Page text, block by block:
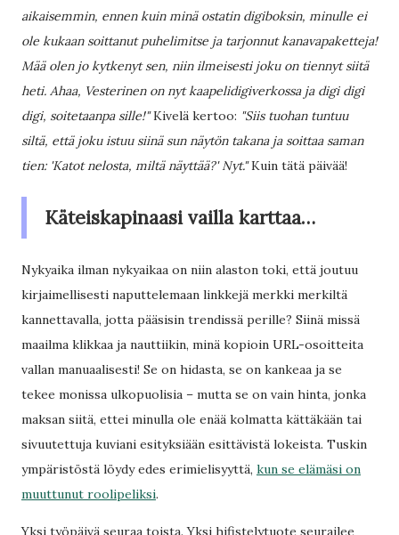
aikaisemmin, ennen kuin minä ostatin digiboksin, minulle ei
ole kukaan soittanut puhelimitse ja tarjonnut kanavapaketteja!
Mää olen jo kytkenyt sen, niin ilmeisesti joku on tiennyt siitä
heti. Ahaa, Vesterinen on nyt kaapelidigiverkossa ja digi digi
digi, soitetaanpa sille!"Kivelä kertoo: "Siis tuohan tuntuu
siltä, että joku istuu siinä sun näytön takana ja soittaa saman
tien: 'Katot nelosta, miltä näyttää?' Nyt."Kuin tätä päivää!
Käteiskapinaasi vailla karttaa…
Nykyaika ilman nykyaikaa on niin alaston toki, että joutuu
kirjaimellisesti naputtelemaan linkkejä merkki merkiltä
kannettavalla, jotta pääsisin trendissä perille? Siinä missä
maailma klikkaa ja nauttiikin, minä kopioin URL-osoitteita
vallan manuaalisesti! Se on hidasta, se on kankeaa ja se
tekee monissa ulkopuolisia – mutta se on vain hinta, jonka
maksan siitä, ettei minulla ole enää kolmatta kättäkään tai
sivuutettuja kuviani esityksiään esittävistä lokeista. Tuskin
ympäristöstä löydy edes erimielisyyttä, kun se elämäsi on
muuttunut roolipeliksi.
Yksi työpäivä seuraa toista. Yksi hifistelytuote seurailee